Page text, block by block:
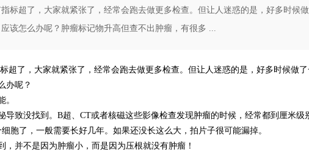
标超了，大家就紧张了，经常会跑去做更多检查。但让人迷惑的是，好多时候
该怎么办呢？肿瘤标记物升高但查不出肿瘤，有很多 ...
超了，大家就紧张了，经常会跑去做更多检查。但让人迷惑的是，好多时候做
办呢？
。
导致没找到。B超、CT或者核磁这些影像检查发现肿瘤的时候，经常都到厘米级
胞了，一般需要长好几年。如果还没长这么大，拍片子很可能漏掉。
并不是因为肿瘤小，而是因为压根就没有肿瘤！